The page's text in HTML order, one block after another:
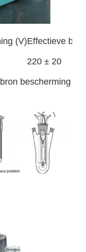
(V)Effectieve
220 ± 20
bescherming